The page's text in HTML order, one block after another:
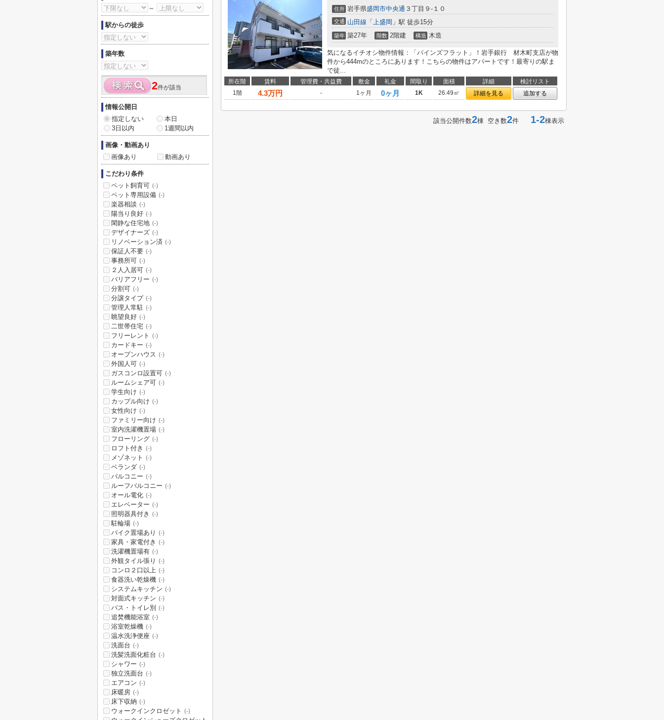
住所 岩手県盛岡市中央通 ３丁目９-１０
交通 山田線 「 上盛岡 」駅 徒歩15分
築年 築27年 階数 2階建 構造 木造
気になるイチオシ物件情報：「パインズフラット」！岩手銀行 材木町支店が物
件から444mのところにあります！こちらの物件はアパートです！最寄りの駅ま
で徒...
所在階 賃料 管理費・共益費 敷金 礼金 間取り 面積 詳細
検討リスト
1階
4.3万円 - 1ヶ月 0ヶ月 1K 26.49㎡ 詳細を見る 追加する
該当公開件数2棟 空き数2件 1-2棟表示
～
駅からの徒歩
築年数
2件が該当
情報公開日
指定しない
本日
3日以内
1週間以内
画像・動画あり
画像あり
動画あり
こだわり条件
ペット飼育可 (-)
ペット専用設備 (-)
楽器相談 (-)
陽当り良好 (-)
閑静な住宅地 (-)
デザイナーズ (-)
リノベーション済 (-)
保証人不要 (-)
事務所可 (-)
２人入居可 (-)
バリアフリー (-)
分割可 (-)
分譲タイプ (-)
管理人常駐 (-)
眺望良好 (-)
二世帯住宅 (-)
フリーレント (-)
カードキー (-)
オープンハウス (-)
外国人可 (-)
ガスコンロ設置可 (-)
ルームシェア可 (-)
学生向け (-)
カップル向け (-)
女性向け (-)
ファミリー向け (-)
室内洗濯機置場 (-)
フローリング (-)
ロフト付き (-)
メゾネット (-)
ベランダ (-)
バルコニー (-)
ルーフバルコニー (-)
オール電化 (-)
エレベーター (-)
照明器具付き (-)
駐輪場 (-)
バイク置場あり (-)
家具・家電付き (-)
洗濯機置場有 (-)
外観タイル張り (-)
コンロ２口以上 (-)
食器洗い乾燥機 (-)
システムキッチン (-)
対面式キッチン (-)
バス・トイレ別 (-)
追焚機能浴室 (-)
浴室乾燥機 (-)
温水洗浄便座 (-)
洗面台 (-)
洗髪洗面化粧台 (-)
シャワー (-)
独立洗面台 (-)
エアコン (-)
床暖房 (-)
床下収納 (-)
ウォークインクロゼット (-)